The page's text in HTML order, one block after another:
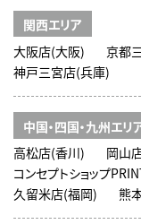
関西エリア
大阪店(大阪)
京都
神戸三宮店(兵庫)
中国・四国・九州エリ
高松店(香川)
岡山
コンセプトショップ
久留米店(福岡)
熊